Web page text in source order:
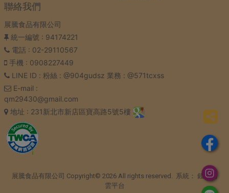
聯絡我們
展騰食品有限公司
統一編號 : 94174221
電話: 02-29110567
手機 : 0908227449
LINE ID : 粉絲 : @904gudsz 業務 : @571tcxss
E-mail :
qm29430@gmail.com
地址 : 231新北市新店區寶高路5號5樓
展騰食品有限公司 Copyright© 2026 All rights reserved. 系統： 錢老闆
雲平台